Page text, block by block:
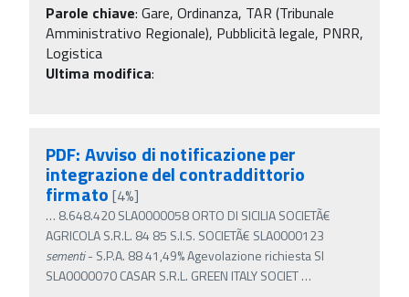
Parole chiave: Gare, Ordinanza, TAR (Tribunale
Amministrativo Regionale), Pubblicità legale, PNRR,
Logistica
Ultima modifica:
PDF: Avviso di notificazione per
integrazione del contraddittorio
firmato [4%]
… 8.648.420 SLA0000058 ORTO DI SICILIA SOCIETÃ€
AGRICOLA S.R.L. 84 85 S.I.S. SOCIETÃ€ SLA0000123
sementi- S.P.A. 88 41,49% Agevolazione richiesta SI
SLA0000070 CASAR S.R.L. GREEN ITALY SOCIET…